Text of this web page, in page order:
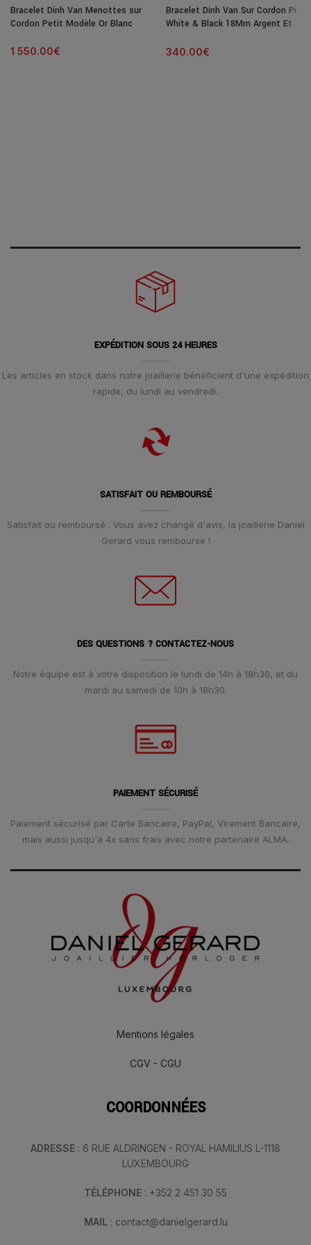
Bracelet Dinh Van Menottes sur
Cordon Petit Modèle Or Blanc
1 550.00€
Bracelet Dinh Van Sur Cordon Pi
White & Black 18Mm Argent Et
340.00€
EXPÉDITION SOUS 24 HEURES
Les articles en stock dans notre joaillerie bénéficient d'une expédition
rapide, du lundi au vendredi.
SATISFAIT OU REMBOURSÉ
Satisfait ou remboursé : Vous avez changé d'avis, la joaillerie Daniel
Gerard vous rembourse !
DES QUESTIONS ? CONTACTEZ-NOUS
Notre équipe est à votre disposition le lundi de 14h à 18h30, et du
mardi au samedi de 10h à 18h30.
PAIEMENT SÉCURISÉ
Paiement sécurisé par Carte Bancaire, PayPal, Virement Bancaire,
mais aussi jusqu'à 4x sans frais avec notre partenaire ALMA.
Mentions légales
CGV - CGU
COORDONNÉES
ADRESSE : 6 RUE ALDRINGEN - ROYAL HAMILIUS L-1118
LUXEMBOURG
TÉLÉPHONE : +352 2 451 30 55
MAIL : contact@danielgerard.lu